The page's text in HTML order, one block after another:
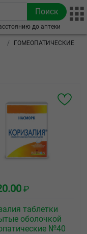
до аптеки
ГОМЕОПАТИЧЕСКИЕ
₽
таблетки
оболочкой
№40